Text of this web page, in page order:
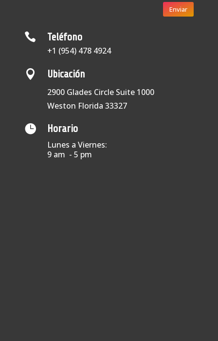
Enviar
 Teléfono
+1 (954) 478 4924
 Ubicación
2900 Glades Circle Suite 1000
Weston Florida 33327
 Horario
Lunes a Viernes:
9 am - 5 pm